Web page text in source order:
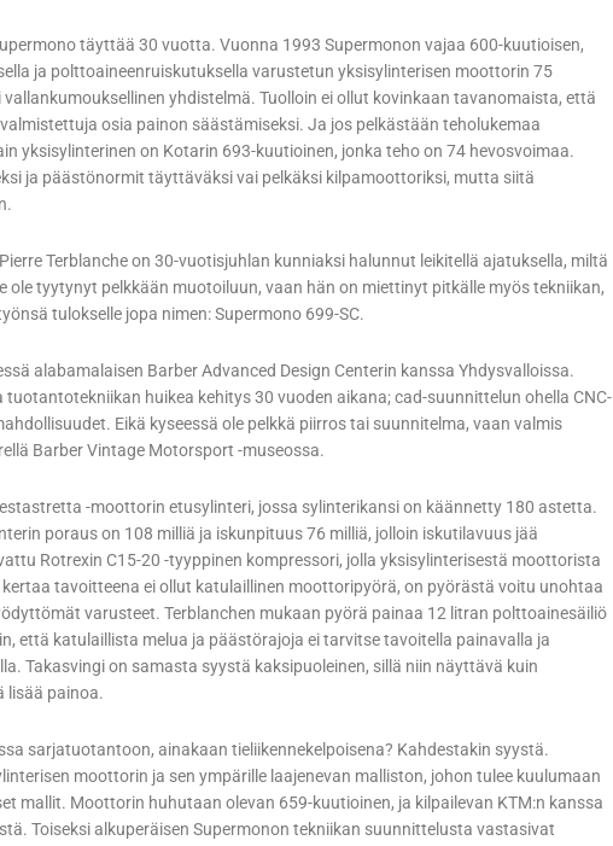
täyttää 30 vuotta. Vuonna 1993 Supermonon vajaa 600-kuutioisen,
ja polttoaineenruiskutuksella varustetun yksisylinterisen moottorin 75
yhdistelmä. Tuolloin ei ollut kovinkaan tavanomaista, että
osia painon säästämiseksi. Ja jos pelkästään teholukemaa
yksisylinterinen on Kotarin 693-kuutioinen, jonka teho on 74 hevosvoimaa.
ja päästönormit täyttäväksi vai pelkäksi kilpamoottoriksi, mutta siitä
Terblanche on 30-vuotisjuhlan kunniaksi halunnut leikitellä ajatuksella, miltä
ole tyytynyt pelkkään muotoiluun, vaan hän on miettinyt pitkälle myös tekniikan,
tulokselle jopa nimen: Supermono 699-SC.
alabamalaisen Barber Advanced Design Centerin kanssa Yhdysvalloissa.
huikea kehitys 30 vuoden aikana; cad-suunnittelun ohella CNC-
Eikä kyseessä ole pelkkä piirros tai suunnitelma, vaan valmis
Barber Vintage Motorsport -museossa.
-moottorin etusylinteri, jossa sylinterikansi on käännetty 180 astetta.
poraus on 108 milliä ja iskunpituus 76 milliä, jolloin iskutilavuus jää
Rotrexin C15-20 -tyyppinen kompressori, jolla yksisylinterisestä moottorista
tavoitteena ei ollut katulaillinen moottoripyörä, on pyörästä voitu unohtaa
varusteet. Terblanchen mukaan pyörä painaa 12 litran polttoainesäiliö
että katulaillista melua ja päästörajoja ei tarvitse tavoitella painavalla ja
Takasvingi on samasta syystä kaksipuoleinen, sillä niin näyttävä kuin
lisää painoa.
sarjatuotantoon, ainakaan tieliikennekelpoisena? Kahdestakin syystä.
moottorin ja sen ympärille laajenevan malliston, johon tulee kuulumaan
mallit. Moottorin huhutaan olevan 659-kuutioinen, ja kilpailevan KTM:n kanssa
Toiseksi alkuperäisen Supermonon tekniikan suunnittelusta vastasivat